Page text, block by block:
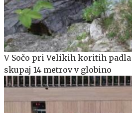
V Sočo pri Velikih koritih
skupaj 14 metrov v globino